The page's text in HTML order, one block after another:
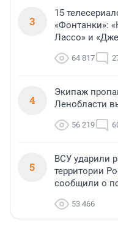
3
15
«Фонтанки»:
Лассо» и
64 817
4
Экипаж
Ленобласти
56 219
5
ВСУ ударили
территории
сообщили о
53 466